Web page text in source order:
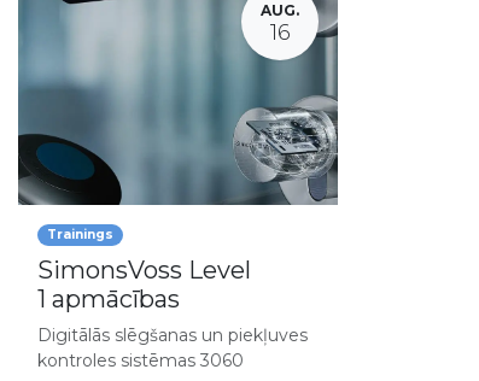
AUG.
16
Trainings
SimonsVoss Level
1 apmācības
Digitālās slēgšanas un piekļuves
kontroles sistēmas 3060